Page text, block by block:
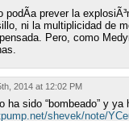
podÃ­a prever la
ni la multiplicidad de
Pero, como
2014 at 12:02 PM
ha sido “bombeado” y ya
shevek/note/